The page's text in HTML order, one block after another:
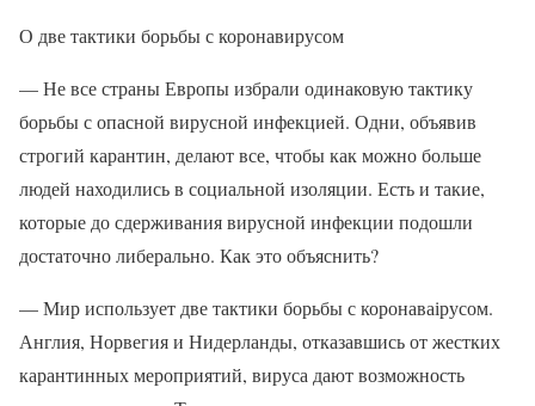
О две тактики борьбы с коронавирусом
— Не все страны Европы избрали одинаковую тактику
борьбы с опасной вирусной инфекцией. Одни, объявив
строгий карантин, делают все, чтобы как можно больше
людей находились в социальной изоляции. Есть и такие,
которые до сдерживания вирусной инфекции подошли
достаточно либерально. Как это объяснить?
— Мир использует две тактики борьбы с коронаваірусом.
Англия, Норвегия и Нидерланды, отказавшись от жестких
карантинных мероприятий, вируса дают возможность